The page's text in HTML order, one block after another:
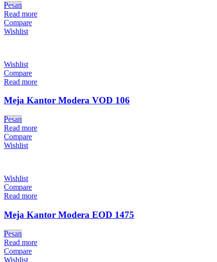
Pesan
Read more
Compare
Wishlist
Wishlist
Compare
Read more
Meja Kantor Modera VOD 106
Pesan
Read more
Compare
Wishlist
Wishlist
Compare
Read more
Meja Kantor Modera EOD 1475
Pesan
Read more
Compare
Wishlist